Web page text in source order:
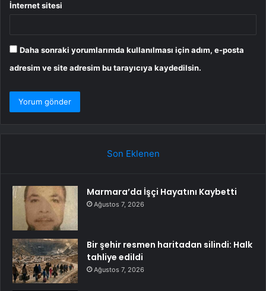
İnternet sitesi
Daha sonraki yorumlarımda kullanılması için adım, e-posta
adresim ve site adresim bu tarayıcıya kaydedilsin.
Son Eklenen
Marmara’da İşçi Hayatını Kaybetti
Ağustos 7, 2026
Bir şehir resmen haritadan silindi: Halk
tahliye edildi
Ağustos 7, 2026